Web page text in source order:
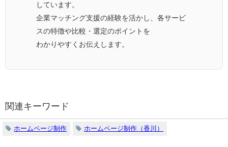
しています。
企業マッチング支援の経験を活かし、各サービ
スの特徴や比較・選定のポイントを
わかりやすくお伝えします。
関連キーワード
ホームページ制作 ホームページ制作（香川）